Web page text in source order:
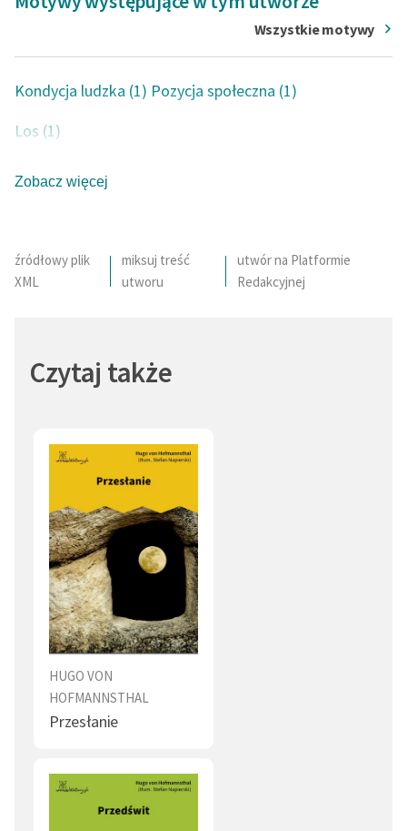
Wszystkie motywy
Kondycja ludzka (1) Pozycja społeczna (1)
Los (1)
Zobacz więcej
źródłowy plik
XML
miksuj treść
utworu
utwór na Platformie
Redakcyjnej
Czytaj także
HUGO VON
HOFMANNSTHAL
Przesłanie